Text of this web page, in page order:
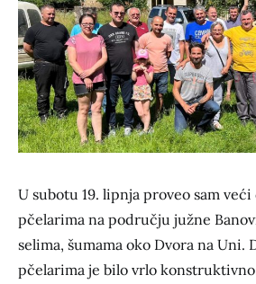
U subotu 19. lipnja proveo sam veći
pčelarima na području južne
selima, šumama oko Dvora na Uni.
pčelarima je bilo vrlo